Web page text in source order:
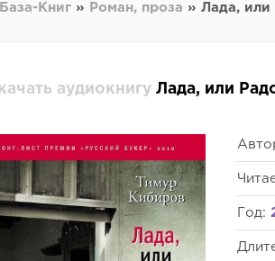
База-Книг » Роман, проза » Лада, или
аудиокнигу Лада, или
Год: